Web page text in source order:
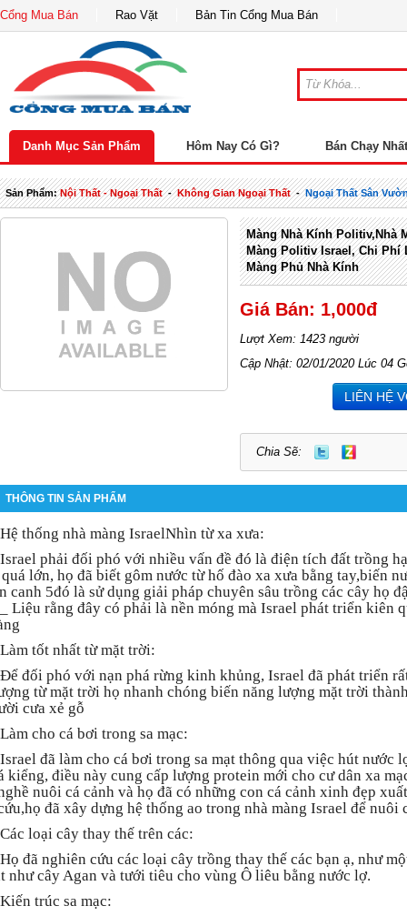
Cổng Mua Bán Rao Vặt Bản Tin Cổng Mua Bán
Danh Mục Sản Phẩm Hôm Nay Có Gì? Bán Chạy Nhất
Sản Phẩm:Nội Thất - Ngoại Thất-Không Gian Ngoại Thất-Ngoại Thất Sân
Màng Nhà Kính Politiv,nhà
Màng Politiv Israel, Chi Phí
Màng Phủ Nhà Kính
Giá Bán: 1,000đ
Lượt Xem: 1423 người
Cập Nhật: 02/01/2020 Lúc 04
LIÊN HỆ
Chia Sẽ:
THÔNG TIN SẢN PHẨM
Hệ thống nhà màng IsraelNhìn từ xa xưa:
Israel phải đối phó với nhiều vấn đề đó là điện tích đất trồng
quá lớn, họ đã biết gôm nước từ hố đào xa xưa bằng tay,biến
canh 5đó là sử dụng giải pháp chuyên sâu trồng các cây họ
Liệu rằng đây có phải là nền móng mà Israel phát triển kiên
Làm tốt nhất từ mặt trời:
Để đối phó với nạn phá rừng kinh khủng, Israel đã phát triển
từ mặt trời họ nhanh chóng biến năng lượng mặt trời
cưa xẻ gỗ
Làm cho cá bơi trong sa mạc:
Israel đã làm cho cá bơi trong sa mạt thông qua việc hút nước
kiểng, điều này cung cấp lượng protein mới cho cư dân xa
nuôi cá cảnh và họ đã có những con cá cảnh xinh đẹp
đã xây dựng hệ thống ao trong nhà màng Israel để nuôi
Các loại cây thay thế trên các:
Họ đã nghiên cứu các loại cây trồng thay thế các bạn ạ, như
như cây Agan và tưới tiêu cho vùng Ô liêu bằng nước lợ.
Kiến trúc sa mạc: